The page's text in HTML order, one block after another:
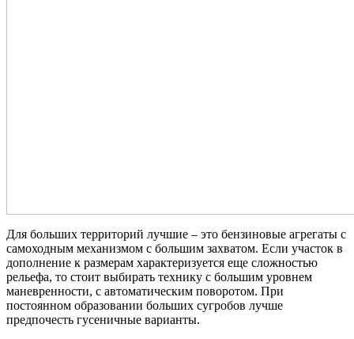
Для больших территорий лучшие – это бензиновые агрегаты с
самоходным механизмом с большим захватом. Если участок в
дополнение к размерам характеризуется еще сложностью
рельефа, то стоит выбирать технику с большим уровнем
маневренности, с автоматическим поворотом. При
постоянном образовании больших сугробов лучше
предпочесть гусеничные варианты.